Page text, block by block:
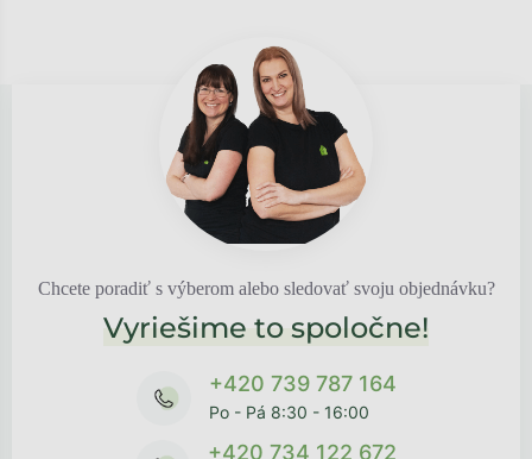
Chcete poradiť s výberom alebo sledovať svoju objednávku?
Vyriešime to spoločne!
+420 739 787 164
Po - Pá 8:30 - 16:00
+420 734 122 672